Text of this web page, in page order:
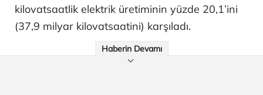
kilovatsaatlik elektrik üretiminin yüzde 20,1’ini
(37,9 milyar kilovatsaatini) karşıladı.
Haberin Devamı